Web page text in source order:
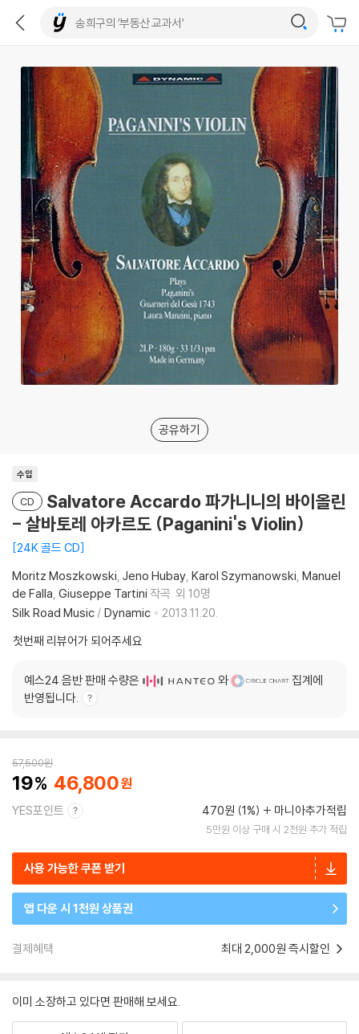
공유하기
수입
CD
Salvatore Accardo 파가니니의 바이올린
- 살바토레 아카르도 (Paganini's Violin)
24K 골드 CD
Moritz Moszkowski Jeno Hubay Karol Szymanowski Manuel
de Falla Giuseppe Tartini 작곡 외 10명
Silk Road Music / Dynamic
2013.11.20.
첫번째 리뷰어가 되어주세요
예스24 음반 판매 수량은 와
집계에
반영됩니다.
57,500원
19 46,800
YES포인트 470원 (1%) 마니아추가적립
5만원 이상 구매 시 2천원 추가 적립
사용 가능한 쿠폰 받기
앱 다운 시 1천원 상품권
결제혜택 최대 2,000원 즉시할인
이미 소장하고 있다면 판매해 보세요.